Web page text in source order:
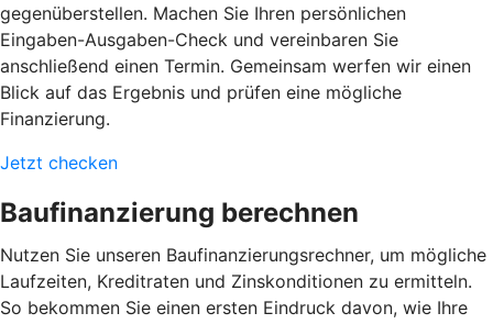
gegenüberstellen. Machen Sie Ihren persönlichen
Eingaben-Ausgaben-Check und vereinbaren Sie
anschließend einen Termin. Gemeinsam werfen wir einen
Blick auf das Ergebnis und prüfen eine mögliche
Finanzierung.
Jetzt checken
Baufinanzierung berechnen
Nutzen Sie unseren Baufinanzierungsrechner, um mögliche
Laufzeiten, Kreditraten und Zinskonditionen zu ermitteln.
So bekommen Sie einen ersten Eindruck davon, wie Ihre